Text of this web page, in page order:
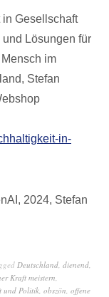
Gesellschaft
Lösungen für
im
Stefan
in-
2024, Stefan
Deutschland, dienend,
Kraft meistern,
und Politik, obszön, offene